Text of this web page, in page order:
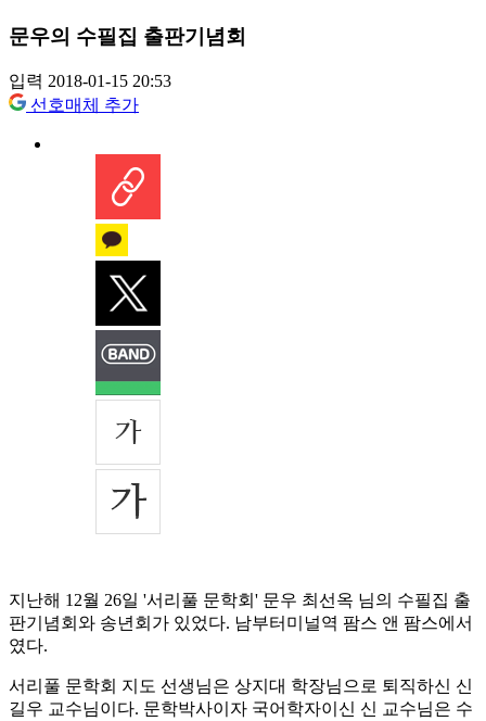
문우의 수필집 출판기념회
입력 2018-01-15 20:53
선호매체 추가
지난해 12월 26일 '서리풀 문학회' 문우 최선옥 님의 수필집 출
판기념회와 송년회가 있었다. 남부터미널역 팜스 앤 팜스에서
였다.
서리풀 문학회 지도 선생님은 상지대 학장님으로 퇴직하신 신
길우 교수님이다. 문학박사이자 국어학자이신 신 교수님은 수